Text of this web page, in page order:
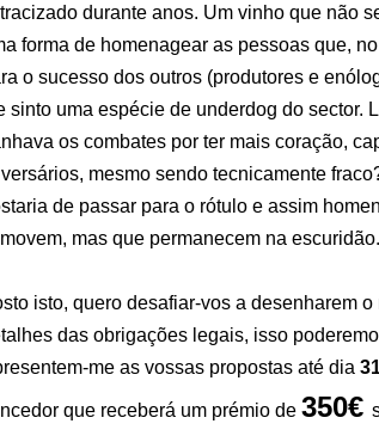
durante anos. Um vinho que não
forma de homenagear as pessoas que,
o sucesso dos outros (produtores e
sinto uma espécie de underdog do sector.
os combates por ter mais coração,
mesmo sendo tecnicamente
de passar para o rótulo e assim
mas que permanecem na escuridão.
isto, quero desafiar-vos a desenharem
das obrigações legais, isso
me as vossas propostas até dia
que receberá um prémio de 350€